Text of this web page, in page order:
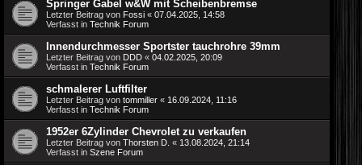
Springer Gabel w&W mit Scheibenbremse
Letzter Beitrag von Fossi « 07.04.2025, 14:58
Verfasst in Technik Forum
Innendurchmesser Sportster tauchrohre 39mm
Letzter Beitrag von DDD « 04.02.2025, 20:09
Verfasst in Technik Forum
schmalerer Luftfilter
Letzter Beitrag von tommiller « 16.09.2024, 11:16
Verfasst in Technik Forum
1952er 6Zylinder Chevrolet zu verkaufen
Letzter Beitrag von Thorsten D. « 13.08.2024, 21:14
Verfasst in Szene Forum